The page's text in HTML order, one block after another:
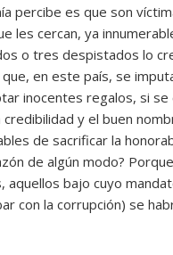
percibe es que son
les cercan, ya
o tres despistados lo
en este país, se
inocentes regalos, si
y el buen
de sacrificar la
de algún modo?
bajo cuyo
con la corrupción) se